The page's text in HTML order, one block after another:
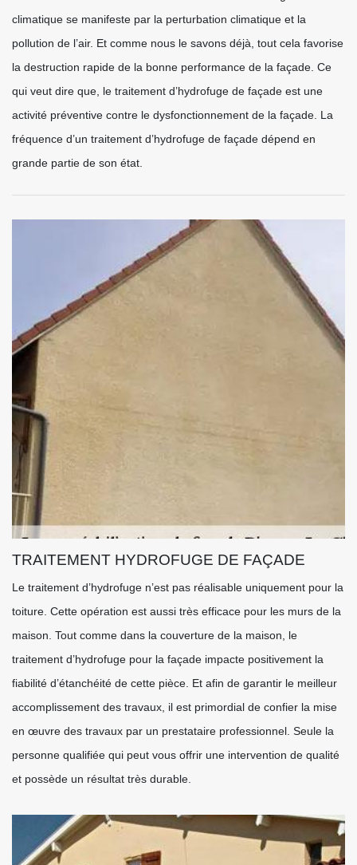
climatique se manifeste par la perturbation climatique et la
pollution de l’air. Et comme nous le savons déjà, tout cela favorise
la destruction rapide de la bonne performance de la façade. Ce
qui veut dire que, le traitement d’hydrofuge de façade est une
activité préventive contre le dysfonctionnement de la façade. La
fréquence d’un traitement d’hydrofuge de façade dépend en
grande partie de son état.
TRAITEMENT HYDROFUGE DE FAÇADE
Le traitement d’hydrofuge n’est pas réalisable uniquement pour la
toiture. Cette opération est aussi très efficace pour les murs de la
maison. Tout comme dans la couverture de la maison, le
traitement d’hydrofuge pour la façade impacte positivement la
fiabilité d’étanchéité de cette pièce. Et afin de garantir le meilleur
accomplissement des travaux, il est primordial de confier la mise
en œuvre des travaux par un prestataire professionnel. Seule la
personne qualifiée qui peut vous offrir une intervention de qualité
et possède un résultat très durable.